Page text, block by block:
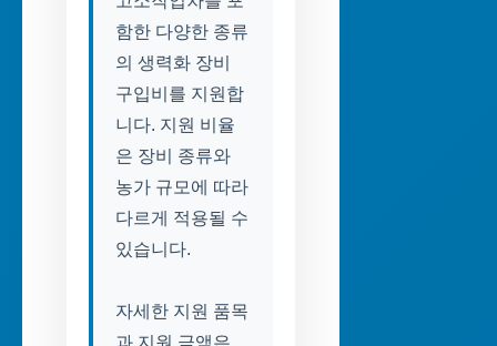
함한 다양한 종류
의 생력화 장비
구입비를 지원합
니다. 지원 비율
은 장비 종류와
농가 규모에 따라
다르게 적용될 수
있습니다.
자세한 지원 품목
과 지원 금액은